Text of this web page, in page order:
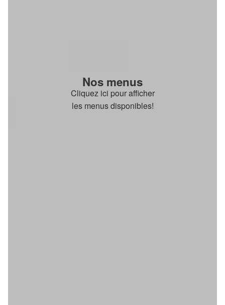
Nos menus
Cliquez ici pour afficher
les menus disponibles!